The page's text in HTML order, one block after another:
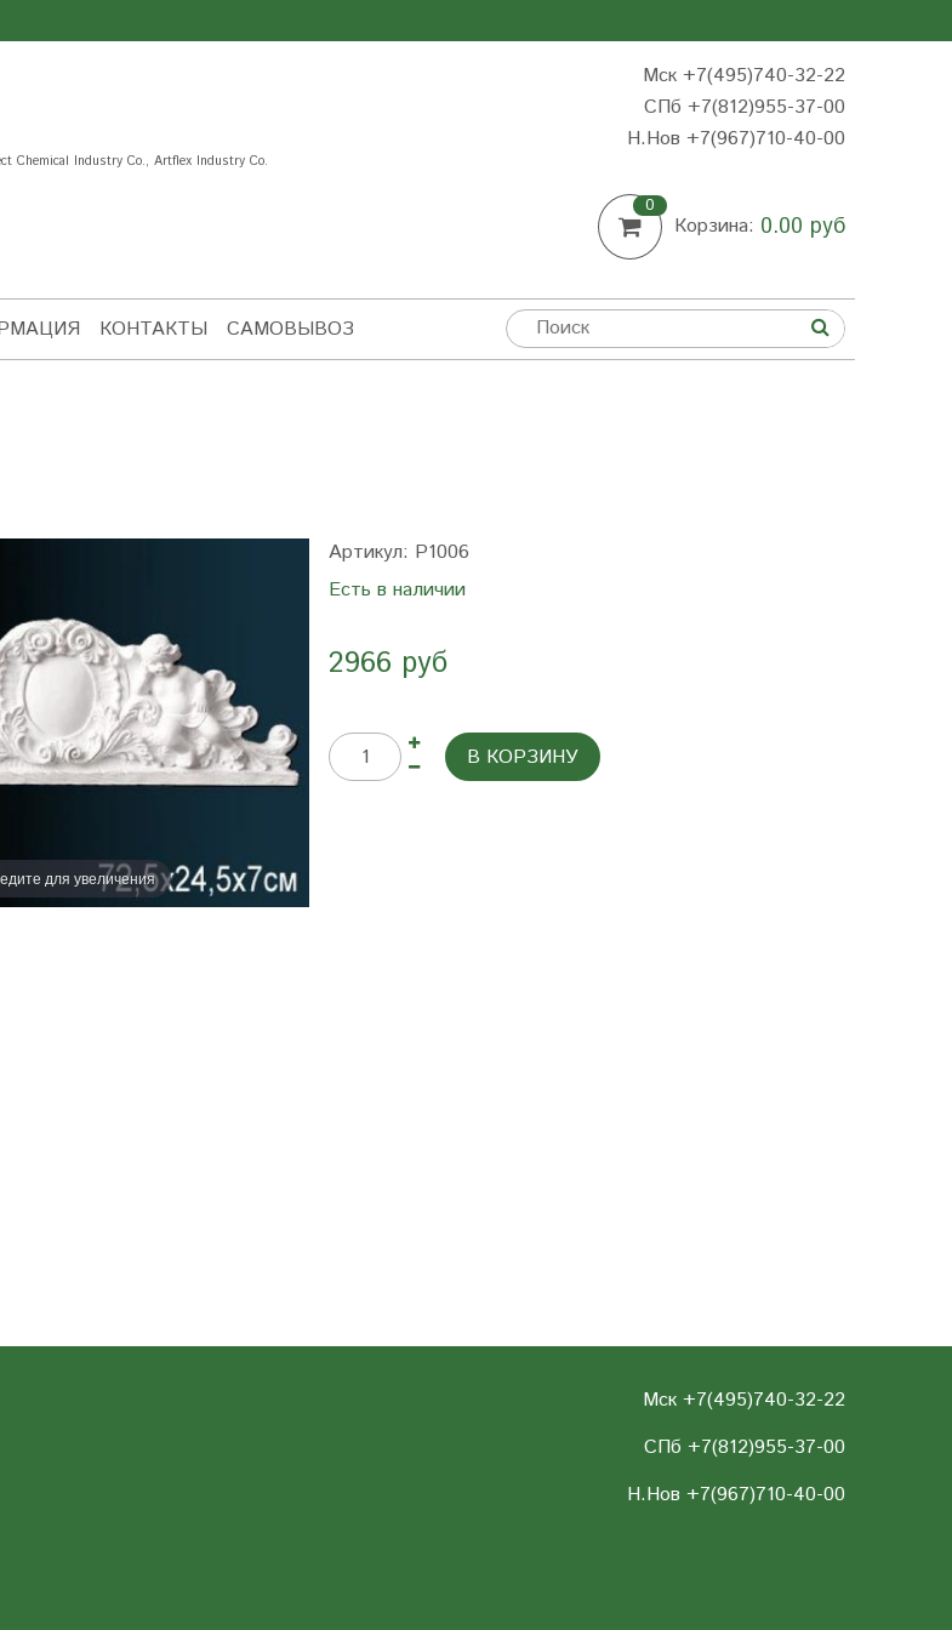
Chemical Industry Co., Artflex Industry Co.
Мск +7(495)740-32-22
СПб +7(812)955-37-00
Н.Нов +7(967)710-40-00
0
Корзина: 0.00 руб
КОНТАКТЫ САМОВЫВОЗ
для увеличения
Артикул: P1006
Есть в наличии
2966 руб
В КОРЗИНУ
Мск +7(495)740-32-22
СПб +7(812)955-37-00
Н.Нов +7(967)710-40-00